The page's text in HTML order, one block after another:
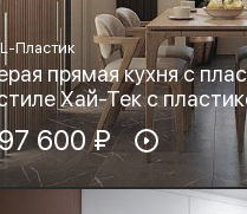
Пластик
прямая кухня с
Хай-Тек с
фасадов:
Пластик
600 ₽